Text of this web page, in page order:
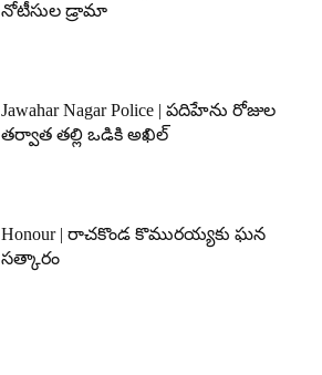
నోటీసుల డ్రామా
Jawahar Nagar Police | పదిహేను రోజుల
తర్వాత తల్లి ఒడికి అఖిల్
Honour | రాచకొండ కొమురయ్యకు ఘన
సత్కారం